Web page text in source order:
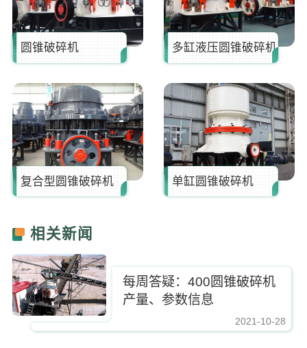
罗** 187****0007 21分钟前
圆锥破碎机 多缸液压圆锥破碎机
复合型圆锥破碎机 单缸圆锥破碎机
相关新闻
https://www.zhishaji.cn/Upload/Editor/image/20211025091143_11962.jpg,
每周答疑：400圆锥破碎机
产量、参数信息
2021-10-28